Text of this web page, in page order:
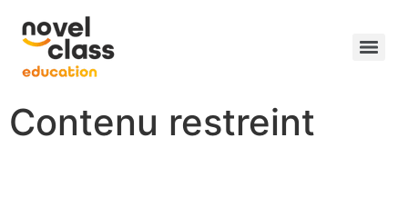
Contenu restreint